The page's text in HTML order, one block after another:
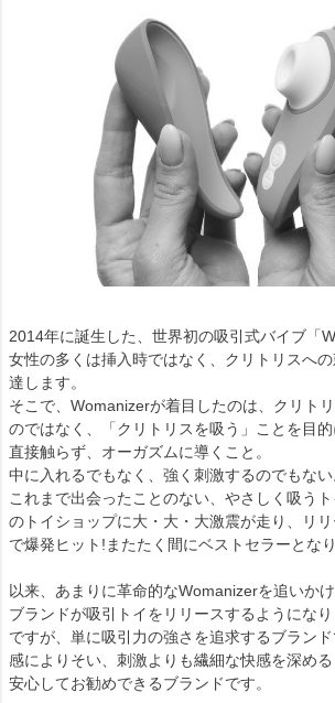
2014年に誕生した、世界初の吸引式バイブ「
女性の多くは挿入時ではなく、クリトリスへ
達します。
そこで、Womanizerが着目したのは、クリト
のではなく、「クリトリスを吸う」ことを目
直接触らず、オーガズムに導くこと。
中に入れるでもなく、強く刺激するのでもない
これまで出会ったことのない、やさしく吸う
のトイショップに大・大・大激震が走り、リ
で爆発ヒット!またたく間にベストセラーとなり
以来、あまりに革命的なWomanizerを追いか
ブランドが吸引トイをリリースするようになり
ですが、単に吸引力の強さを追求するブラン
感によりそい、刺激よりも繊細な快感を深め
安心してお勧めできるブランドです。